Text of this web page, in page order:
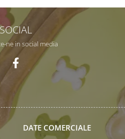
ne in social media
DATE COMERCIALE